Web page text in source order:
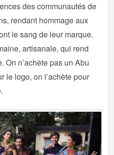
des communautés de
rendant hommage aux
le sang de leur marque.
artisanale, qui rend
On n’achète pas un Abu
le logo, on l’achète pour